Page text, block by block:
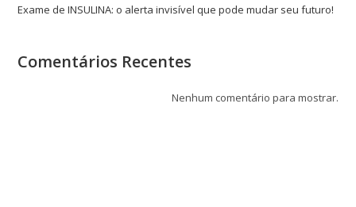
Exame de INSULINA: o alerta invisível que pode mudar seu futuro!
Comentários Recentes
Nenhum comentário para mostrar.